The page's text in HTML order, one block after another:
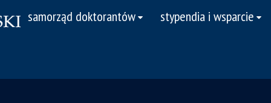
samorząd doktorantów stypendia i wsparcie